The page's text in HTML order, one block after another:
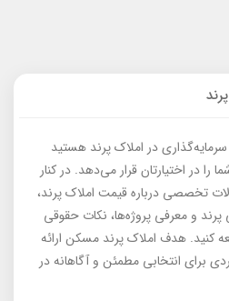
در املاک پرند هستید
را در اختیارتان قرار می‌دهد. در کنار
تخصصی درباره قیمت املاک پرند،
و معرفی پروژه‌ها، نکات حقوقی
کنید. هدف املاک پرند مسکن ارائه
برای انتخابی مطمئن و آگاهانه در